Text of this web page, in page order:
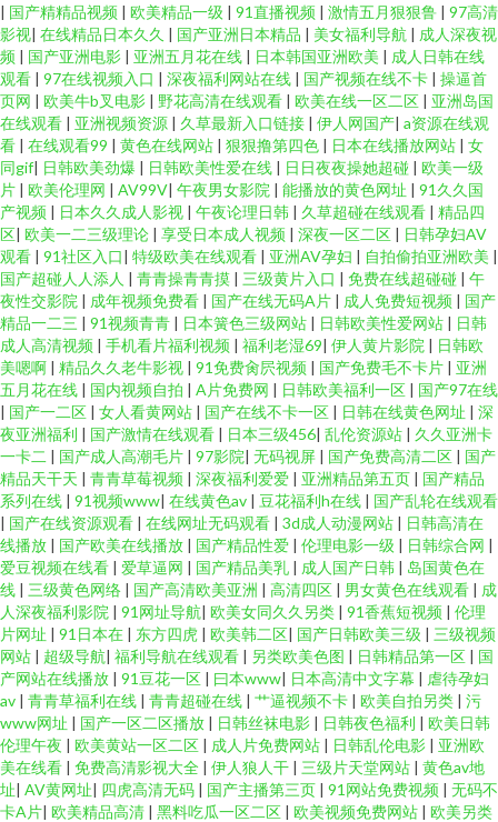
| 国产精精品视频 | 欧美精品一级 | 91直播视频 | 激情五月狠狠鲁 | 97高清
影视| 在线精品日本久久 | 国产亚洲日本精品 | 美女福利导航 | 成人深夜视
频 | 国产亚洲电影 | 亚洲五月花在线 | 日本韩国亚洲欧美 | 成人日韩在线
观看 | 97在线视频入口 | 深夜福利网站在线 | 国产视频在线不卡 | 操逼首
页网 | 欧美牛b叉电影 | 野花高清在线观看 | 欧美在线一区二区 | 亚洲岛国
在线观看 | 亚洲视频资源 | 久草最新入口链接 | 伊人网国产| a资源在线观
看 | 在线观看99 | 黄色在线网站 | 狠狠撸第四色 | 日本在线播放网站 | 女
同gif| 日韩欧美劲爆 | 日韩欧美性爱在线 | 日日夜夜操她超碰 | 欧美一级
片 | 欧美伦理网 | AV99V| 午夜男女影院 | 能播放的黄色网址 | 91久久国
产视频 | 日本久久成人影视 | 午夜论理日韩 | 久草超碰在线观看 | 精品四
区| 欧美一二三级理论 | 享受日本成人视频 | 深夜一区二区 | 日韩孕妇AV
观看 | 91社区入口| 特级欧美在线观看 | 亚洲AV孕妇 | 自拍偷拍亚洲欧美 |
国产超碰人人添人 | 青青操青青摸 | 三级黄片入口 | 免费在线超碰碰 | 午
夜性交影院 | 成年视频免费看 | 国产在线无码A片 | 成人免费短视频 | 国产
精品一二三 | 91视频青青 | 日本簧色三级网站 | 日韩欧美性爱网站 | 日韩
成人高清视频 | 手机看片福利视频 | 福利老湿69| 伊人黄片影院 | 日韩欧
美嗯啊 | 精品久久老牛影视 | 91免费肏屄视频 | 国产免费毛不卡片 | 亚洲
五月花在线 | 国内视频自拍 | A片免费网 | 日韩欧美福利一区 | 国产97在线
| 国产一二区 | 女人看黄网站 | 国产在线不卡一区 | 日韩在线黄色网址 | 深
夜亚洲福利 | 国产激情在线观看 | 日本三级456| 乱伦资源站 | 久久亚洲卡
一卡二 | 国产成人高潮毛片 | 97影院| 无码视屏 | 国产免费高清二区 | 国产
精品天干天 | 青青草莓视频 | 深夜福利爱爱 | 亚洲精品第五页 | 国产精品
系列在线 | 91视频www| 在线黄色av | 豆花福利h在线 | 国产乱轮在线观看
| 国产在线资源观看 | 在线网址无码观看 | 3d成人动漫网站 | 日韩高清在
线播放 | 国产欧美在线播放 | 国产精品性爱 | 伦理电影一级 | 日韩综合网 |
爱豆视频在线看 | 爱草逼网 | 国产精品美乳 | 成人国产日韩 | 岛国黄色在
线 | 三级黄色网络 | 国产高清欧美亚洲 | 高清四区 | 男女黄色在线观看 | 成
人深夜福利影院 | 91网址导航| 欧美女同久久另类 | 91香蕉短视频 | 伦理
片网址 | 91日本在 | 东方四虎 | 欧美韩二区| 国产日韩欧美三级 | 三级视频
网站 | 超级导航| 福利导航在线观看 | 另类欧美色图 | 日韩精品第一区 | 国
产网站在线播放 | 91豆花一区 | 曰本www| 日本高清中文字幕 | 虐待孕妇
av | 青青草福利在线 | 青青超碰在线 | 艹逼视频不卡 | 欧美自拍另类 | 污
www网址 | 国产一区二区播放 | 日韩丝袜电影 | 日韩夜色福利 | 欧美日韩
伦理午夜 | 欧美黄站一区二区 | 成人片免费网站 | 日韩乱伦电影 | 亚洲欧
美在线看 | 免费高清影视大全 | 伊人狼人干 | 三级片天堂网站 | 黄色av地
址| AV黄网址| 四虎高清无码 | 国产主播第三页 | 91网站免费视频 | 无码不
卡A片| 欧美精品高清 | 黑料吃瓜一区二区 | 欧美视频免费网站 | 欧美另类